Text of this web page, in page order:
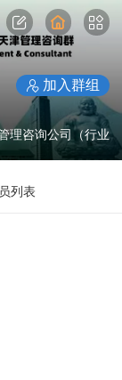
加入群组
理咨询公司（行业
列表